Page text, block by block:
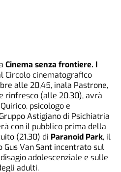
Cinema senza frontiere. I
Circolo cinematografico
alle 20,45, inala Pastrone,
rinfresco (alle 20.30), avrà
psicologo e
Astigiano di Psichiatria
con il pubblico prima della
(21.30) di Paranoid Park, il
Van Sant incentrato sul
adolescenziale e sulle
adulti.